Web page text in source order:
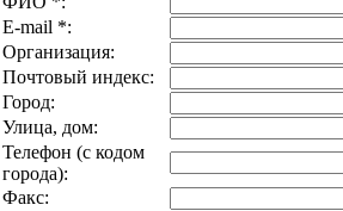
E-mail *:
Организация:
Почтовый индекс:
Город:
Улица, дом:
Телефон (с кодом
города):
Факс: